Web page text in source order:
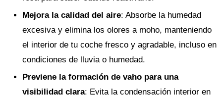
Mejora la calidad del aire: Absorbe la humedad
excesiva y elimina los olores a moho, manteniendo
el interior de tu coche fresco y agradable, incluso en
condiciones de lluvia o humedad.
Previene la formación de vaho para una
visibilidad clara: Evita la condensación interior en